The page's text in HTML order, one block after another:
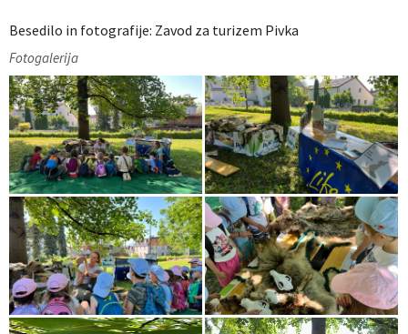
Besedilo in fotografije: Zavod za turizem Pivka
Fotogalerija